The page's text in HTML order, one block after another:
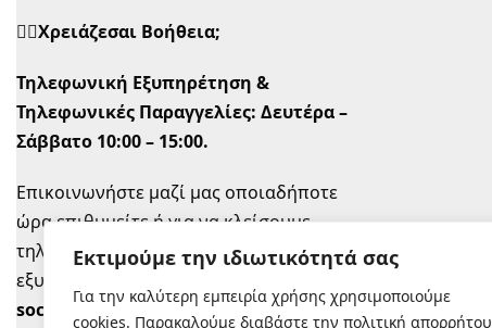
Εκτιμούμε την ιδιωτικότητά σας
Για την καλύτερη εμπειρία χρήσης χρησιμοποιούμε
cookies. Παρακαλούμε διαβάστε την πολιτική απορρήτου
🙋‍♀️Χρειάζεσαι Βοήθεια;
Τηλεφωνική Εξυπηρέτηση &
Τηλεφωνικές Παραγγελίες: Δευτέρα –
Σάββατο 10:00 – 15:00.
Επικοινωνήστε μαζί μας οποιαδήποτε
ώρα επιθυμείτε ή για να κλείσουμε
τηλεφωνικό ραντεβού την ώρα που σας
εξυπηρετεί στο
social
.